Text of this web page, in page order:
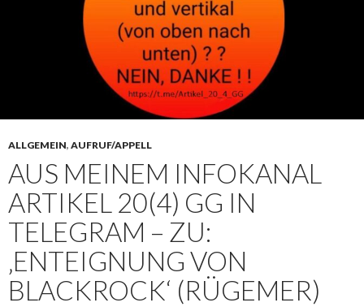
ALLGEMEIN, AUFRUF/APPELL
AUS MEINEM INFOKANAL
ARTIKEL 20(4) GG IN
TELEGRAM – ZU:
‚ENTEIGNUNG VON
BLACKROCK‘ (RÜGEMER)